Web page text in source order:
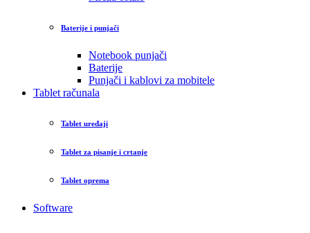
Baterije i punjači
Notebook punjači
Baterije
Punjači i kablovi za mobitele
Tablet računala
Tablet uređaji
Tablet za pisanje i crtanje
Tablet oprema
Software